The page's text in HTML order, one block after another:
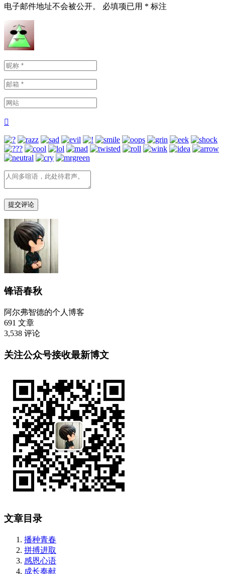
电子邮件地址不会被公开。 必填项已用 * 标注

锋语春秋
阿尔弗智德的个人博客
691 文章
3,538 评论
关注公众号接收最新博文
文章目录
播种青春
拼搏进取
感恩心语
成长奉献